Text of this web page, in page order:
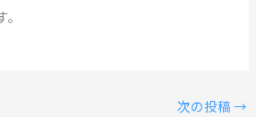
次の投稿→